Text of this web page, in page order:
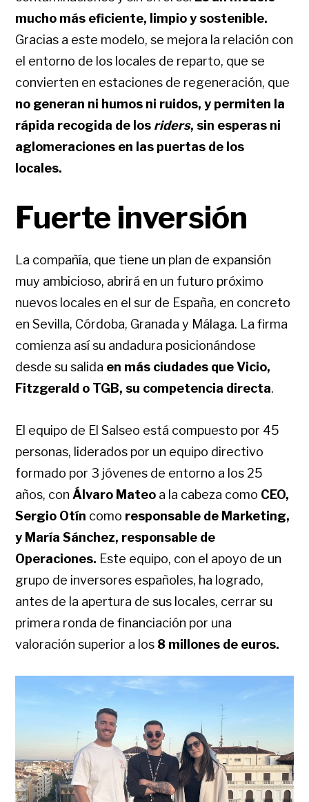
mucho más eficiente, limpio y sostenible.
Gracias a este modelo, se mejora la relación con
el entorno de los locales de reparto, que se
convierten en estaciones de regeneración, que
no generan ni humos ni ruidos, y permiten la
rápida recogida de los riders, sin esperas ni
aglomeraciones en las puertas de los
locales.
Fuerte inversión
La compañía, que tiene un plan de expansión
muy ambicioso, abrirá en un futuro próximo
nuevos locales en el sur de España, en concreto
en Sevilla, Córdoba, Granada y Málaga. La firma
comienza así su andadura posicionándose
desde su salida en más ciudades que Vicio,
Fitzgerald o TGB, su competencia directa.
El equipo de El Salseo está compuesto por 45
personas, liderados por un equipo directivo
formado por 3 jóvenes de entorno a los 25
años, con Álvaro Mateo a la cabeza como CEO,
Sergio Otín como responsable de Marketing,
y María Sánchez, responsable de
Operaciones. Este equipo, con el apoyo de un
grupo de inversores españoles, ha logrado,
antes de la apertura de sus locales, cerrar su
primera ronda de financiación por una
valoración superior a los 8 millones de euros.